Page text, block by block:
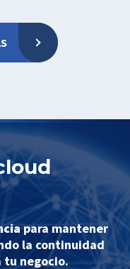
para mantener
la continuidad
tu negocio.